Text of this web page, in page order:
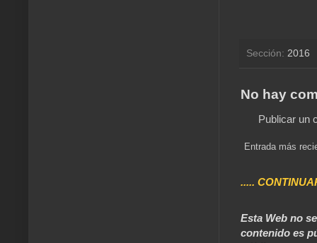
Sección: 2016
No hay
Publicar un
Entrada más
.....
Esta Web no
contenido es